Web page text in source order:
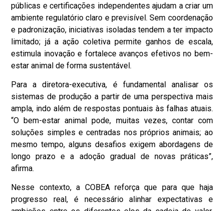
públicas e certificações independentes ajudam a criar um
ambiente regulatório claro e previsível. Sem coordenação
e padronização, iniciativas isoladas tendem a ter impacto
limitado; já a ação coletiva permite ganhos de escala,
estimula inovação e fortalece avanços efetivos no bem-
estar animal de forma sustentável.
Para a diretora-executiva, é fundamental analisar os
sistemas de produção a partir de uma perspectiva mais
ampla, indo além de respostas pontuais às falhas atuais.
“O bem-estar animal pode, muitas vezes, contar com
soluções simples e centradas nos próprios animais; ao
mesmo tempo, alguns desafios exigem abordagens de
longo prazo e a adoção gradual de novas práticas”,
afirma.
Nesse contexto, a COBEA reforça que para que haja
progresso real, é necessário alinhar expectativas e